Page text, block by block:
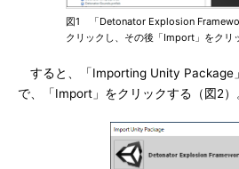
図1 「Detonator Explosion
クリックし、その後「Import」をクリ
すると、「Importing Unity Package
で、「Import」をクリックする（図2）